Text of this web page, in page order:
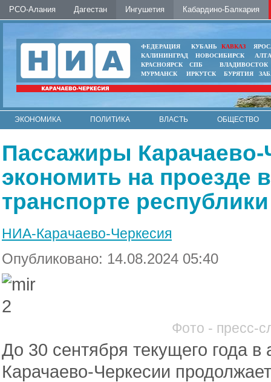
РСО-Алания Дагестан Ингушетия Кабардино-Балкария
ФЕДЕРАЦИЯ КУБАНЬ КАВКАЗ
КАЛИНИНГРАД
НОВОСИБИРСК
КРАСНОЯРСК
СПБ
ВЛАДИВОСТОК
МУРМАНСК
ИРКУТСК БУРЯТИЯ
ЭКОНОМИКА ПОЛИТИКА ВЛАСТЬ
ОБЩЕСТВО
Пассажиры
экономить на проезде
транспорте республики
НИА-Карачаево-Черкесия
Опубликовано: 14.08.2024 05:40
Фото - пресс-
До 30 сентября текущего года в
Карачаево-Черкесии